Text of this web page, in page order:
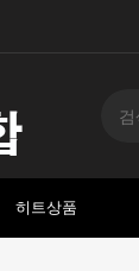
히트상품